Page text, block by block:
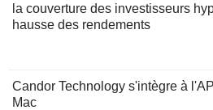
la couverture des investisseurs
hausse des rendements
Candor Technology s'intègre à
Mac